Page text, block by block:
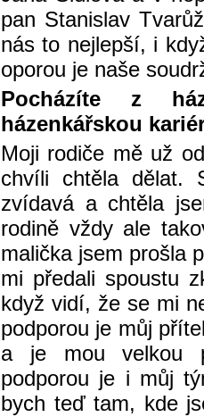
pan Stanislav
nás to nejlepší, i
oporou je naše
Pocházíte z
házenkářskou
Moji rodiče mě už
chvíli chtěla dělat.
zvídavá a chtěla
rodině vždy ale
malička jsem prošla
mi předali spoustu
když vidí, že se mi
podporou je můj
a je mou velkou
podporou je i můj
bych teď tam, kde